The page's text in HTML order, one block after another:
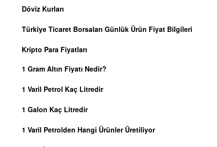
Döviz Kurları
Türkiye Ticaret Borsaları Günlük Ürün Fiyat Bilgileri
Kripto Para Fiyatları
1 Gram Altın Fiyatı Nedir?
1 Varil Petrol Kaç Litredir
1 Galon Kaç Litredir
1 Varil Petrolden Hangi Ürünler Üretiliyor